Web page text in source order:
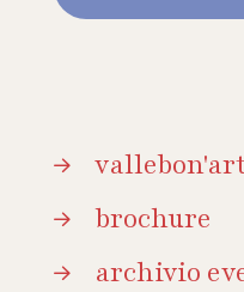
brochure
archivio